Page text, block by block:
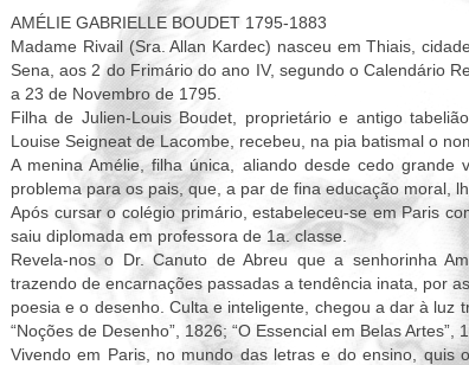
AMÉLIE GABRIELLE BOUDET 1795-1883
Madame Rivail (Sra. Allan Kardec) nasceu em Thiais,
Sena, aos 2 do Frimário do ano IV, segundo o Calendário
a 23 de Novembro de 1795.
Filha de Julien-Louis Boudet, proprietário e antigo
Louise Seigneat de Lacombe, recebeu, na pia batismal o
A menina Amélie, filha única, aliando desde cedo
problema para os pais, que, a par de fina educação moral,
Após cursar o colégio primário, estabeleceu-se em Paris
saiu diplomada em professora de 1a. classe.
Revela-nos o Dr. Canuto de Abreu que a senhorinha
trazendo de encarnações passadas a tendência inata, por
poesia e o desenho. Culta e inteligente, chegou a dar à luz
“Noções de Desenho”, 1826; “O Essencial em Belas Artes”,
Vivendo em Paris, no mundo das letras e do ensino, quis